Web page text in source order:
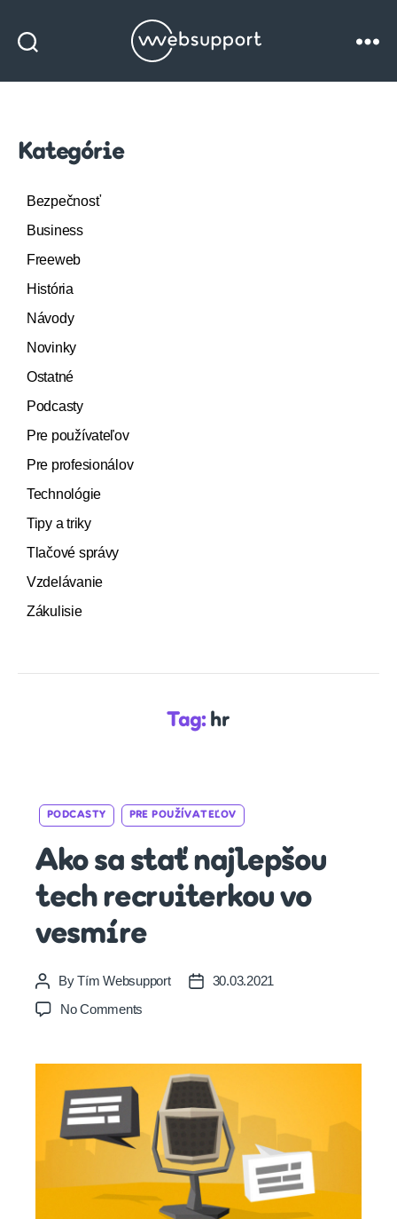
Websupport
Kategórie
Bezpečnosť
Business
Freeweb
História
Návody
Novinky
Ostatné
Podcasty
Pre používateľov
Pre profesionálov
Technológie
Tipy a triky
Tlačové správy
Vzdelávanie
Zákulisie
Tag: hr
Categories
PODCASTY PRE POUŽÍVATEĽOV
Ako sa stať najlepšou
tech recruiterkou vo
vesmíre
Post
author
ByTím Websupport
Post30.03.2021
No Comments
stať
najlepšou
tech
recruiterkou
vo
vesmíre